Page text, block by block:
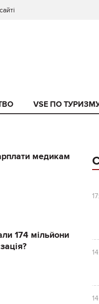
VSE ПО
медикам
174 мільйони